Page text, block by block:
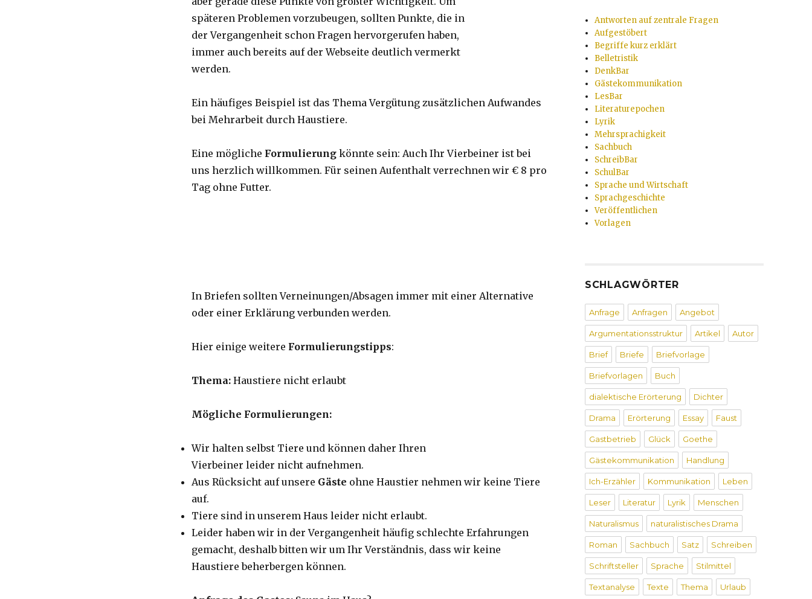
späteren Problemen vorzubeugen, sollten Punkte, die in
der Vergangenheit schon Fragen hervorgerufen haben,
immer auch bereits auf der Webseite deutlich vermerkt
werden.
Ein häufiges Beispiel ist das Thema Vergütung zusätzlichen Aufwandes
bei Mehrarbeit durch Haustiere.
Eine mögliche Formulierungkönnte sein: Auch Ihr Vierbeiner ist bei
uns herzlich willkommen. Für seinen Aufenthalt verrechnen wir € 8 pro
Tag ohne Futter.
In Briefen sollten Verneinungen/Absagen immer mit einer Alternative
oder einer Erklärung verbunden werden.
Hier einige weitere Formulierungstipps:
Thema:Haustiere nicht erlaubt
Mögliche Formulierungen:
Wir halten selbst Tiere und können daher Ihren
Vierbeiner leider nicht aufnehmen.
Aus Rücksicht auf unsere Gäste ohne Haustier nehmen wir keine Tiere
auf.
Tiere sind in unserem Haus leider nicht erlaubt.
Leider haben wir in der Vergangenheit häufig schlechte Erfahrungen
gemacht, deshalb bitten wir um Ihr Verständnis, dass wir keine
Haustiere beherbergen können.
Antworten auf zentrale Fragen
Aufgestöbert
Begriffe kurz erklärt
Belletristik
DenkBar
Gästekommunikation
LesBar
Literaturepochen
Lyrik
Mehrsprachigkeit
Sachbuch
SchreibBar
SchulBar
Sprache und Wirtschaft
Sprachgeschichte
Veröffentlichen
Vorlagen
SCHLAGWÖRTER
Anfrage Anfragen Angebot
Argumentationsstruktur Artikel Autor
Brief Briefe Briefvorlage
Briefvorlagen Buch
dialektische Erörterung Dichter
Drama Erörterung Essay Faust
Gastbetrieb Glück Goethe
Gästekommunikation Handlung
Ich-Erzähler Kommunikation Leben
Leser Literatur Lyrik Menschen
Naturalismus naturalistisches Drama
Roman Sachbuch Satz Schreiben
Schriftsteller Sprache Stilmittel
Textanalyse Texte Thema Urlaub